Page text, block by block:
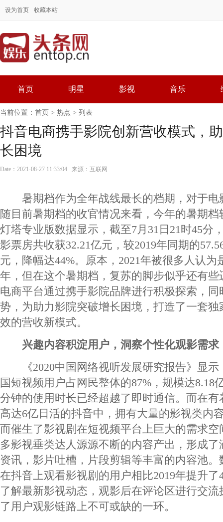
设为首页 收藏本站
首页 明星 影视 音乐
当前位置： 首页 > 热点 > 列表
抖音电商携手影院创新营收模式，
长困境
Date：2021-08-27 11:33:04 来源：互联网
暑期档作为全年战线最长的档期，对于电
随目前暑期档的收官情况来看，今年的暑期
灯塔专业版数据显示，截至7月31日21时45分
影票房共收获32.21亿元，较2019年同期的
元，降幅达44%。原本，2021年被很多人认为
年，但在这个暑期档，复苏的脚步似乎还有
电商平台通过携手影院品牌进行积极探索，
势，为助力影院突破增长困境，打造了一套
效的营收新模式。
兴趣内容积淀用户，洞察个性化观影需求
《2020中国网络视听发展研究报告》显示
国短视频用户占网民整体的87%，规模达8.18
分钟的使用时长已经超越了即时通信。而在
高达6亿日活的抖音中，拥有大量的影视类内
而催生了影视剧在短视频平台上巨大的需求空
多影视垂类达人源源不断的内容产出，形成
资讯，影片吐槽，片段剪辑等丰富的内容池。
在抖音上观看影视剧的用户相比2019年提升了
了解最新影视动态，观影后在评论区进行交
了用户观影链路上不可或缺的一环。